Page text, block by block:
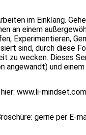
im Einklang.
an einem
Experimentieren,
sind, durch diese
zu wecken. Dieses
angewandt) und
www.li-
gerne per E-